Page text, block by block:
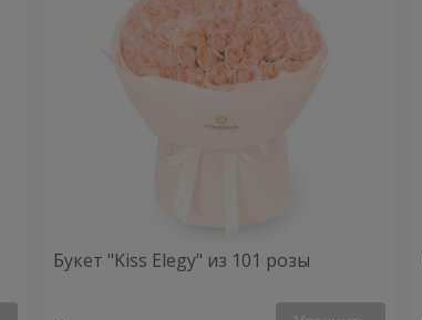
Букет "Kiss Elegy" из 101 розы